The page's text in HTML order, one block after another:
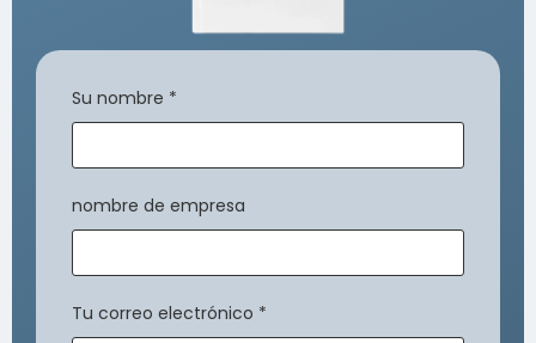
Su nombre *
nombre de empresa
Tu correo electrónico *